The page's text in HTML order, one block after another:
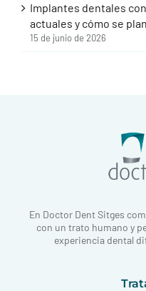
Implantes dentales
actuales y cómo se
15 de junio de 2026
En Doctor Dent Sitges
con un trato humano y
experiencia dental